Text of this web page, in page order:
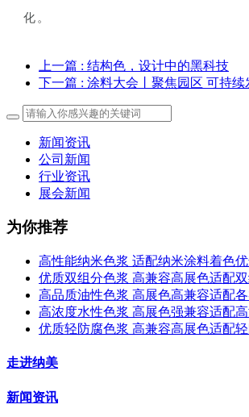
化。
上一篇 : 结构色，设计中的黑科技
下一篇 : 涂料大会丨聚焦园区 可持
新闻资讯
公司新闻
行业资讯
展会新闻
为你推荐
高性能纳米色浆 适配纳米涂料着色
优质双组分色浆 高兼容高展色适配
高品质油性色浆 高展色高兼容适配
高浓度水性色浆 高展色强兼容适配
优质轻防腐色浆 高兼容高展色适配
走进纳美
新闻资讯